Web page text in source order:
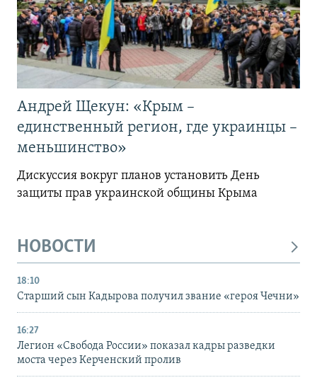
Андрей Щекун: «Крым –
единственный регион, где украинцы –
меньшинство»
Дискуссия вокруг планов установить День
защиты прав украинской общины Крыма
НОВОСТИ
18:10
Старший сын Кадырова получил звание «героя Чечни»
16:27
Легион «Свобода России» показал кадры разведки
моста через Керченский пролив